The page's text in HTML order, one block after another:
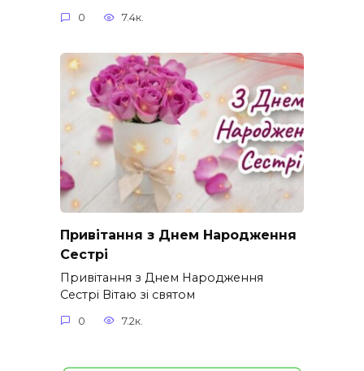
0 7.4к.
Привітання з Днем Народження
Сестрі
Привітання з Днем Народження
Сестрі Вітаю зі святом
0 7.2к.